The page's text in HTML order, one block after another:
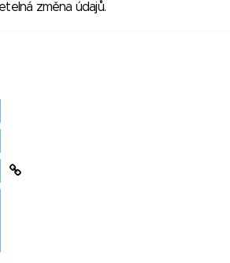
změna údajů.